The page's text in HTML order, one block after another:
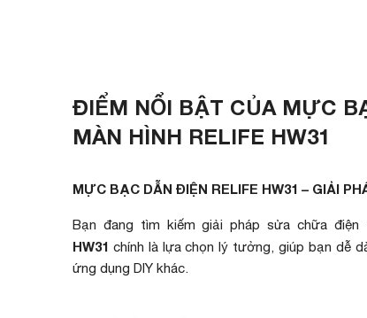
ĐIỂM NỔI BẬT CỦA MỰC
MÀN HÌNH RELIFE HW31
MỰC BẠC DẪN ĐIỆN RELIFE HW31 – GIẢI
Bạn đang tìm kiếm giải pháp sửa chữa
HW31 chính là lựa chọn lý tưởng, giúp bạn dễ
ứng dụng DIY khác.